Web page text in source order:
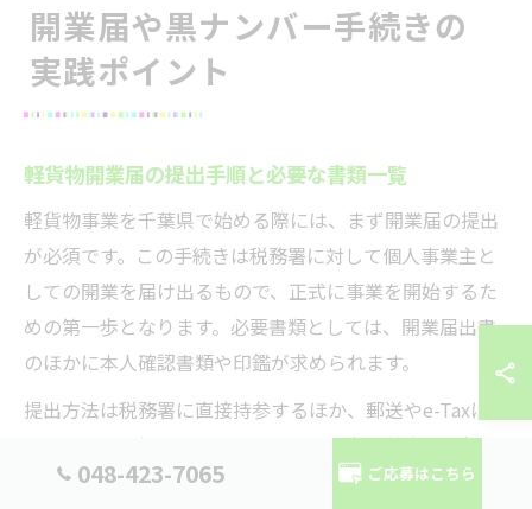
開業届や黒ナンバー手続きの
実践ポイント
軽貨物開業届の提出手順と必要な書類一覧
軽貨物事業を千葉県で始める際には、まず開業届の提出
が必須です。この手続きは税務署に対して個人事業主と
しての開業を届け出るもので、正式に事業を開始するた
めの第一歩となります。必要書類としては、開業届出書
のほかに本人確認書類や印鑑が求められます。
提出方法は税務署に直接持参するほか、郵送やe-Taxによ
るオンライン提出も可能です。千葉県内の税務署は各地
域に設置されているため、最寄りの税務署の場所や受付
048-423-7065 ご応募はこちら